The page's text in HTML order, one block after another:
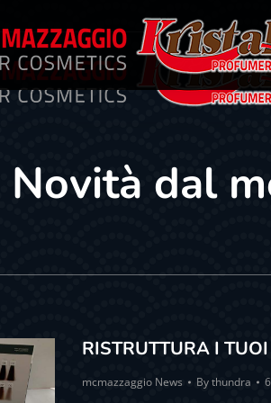
Novità dal
RISTRUTTURA I
mcmazzaggio News Bythundra